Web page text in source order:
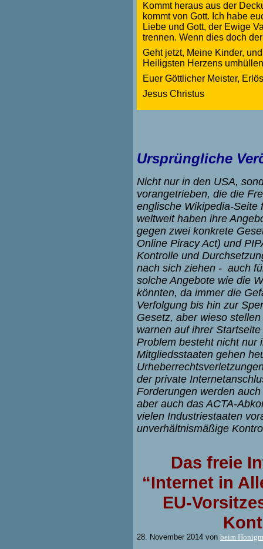
Kommt heraus aus der
kommt von Gott. Ich habe
Liebe und Gott, der Ewige
trennen. Wenn dies doch
Geht jetzt, Meine Kinder,
Heiligsten Herzens
Euer Göttlicher Meister,
Jesus Christus
Ursprüngliche
Nicht nur in den USA,
vorangetrieben, die die
englische Wikipedia-Seite
weltweit haben ihre
gegen zwei konkrete
Online Piracy Act) und
Kontrolle und
nach sich ziehen - auch
solche Angebote wie die
könnten, da immer die
Verfolgung bis hin zur
Gesetz, aber wieso
warnen auf ihrer
Problem besteht nicht nur
Mitgliedsstaaten gehen
der private
Forderungen werden
aber auch das ACTA-
vielen Industriestaaten
unverhältnismäßige
Das freie
“Internet in
EU-
28. November 2014 von beim